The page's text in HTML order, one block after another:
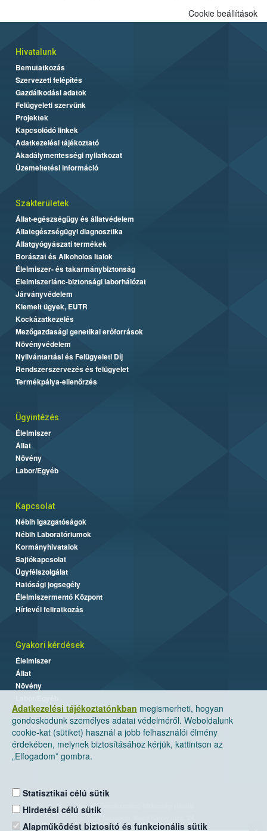
Adatkezelési tájékoztatónkban megismerheti, hogyan
gondoskodunk személyes adatai védelméről. Weboldalunk
cookie-kat (sütiket) használ a jobb felhasználói élmény
érdekében, melynek biztosításához kérjük, kattintson az
„Elfogadom” gombra.
Statisztikai célú sütik
Hirdetési célú sütik
Alapműködést biztosító és funkcionális sütik
Cookie beállítások
Hivatalunk
Bemutatkozás
Szervezeti felépítés
Gazdálkodási adatok
Felügyeleti szervünk
Projektek
Kapcsolódó linkek
Adatkezelési tájékoztató
Akadálymentességi nyilatkozat
Üzemeltetési információ
Szakterületek
Állat-egészségügy és állatvédelem
Állategészségügyi diagnosztika
Állatgyógyászati termékek
Borászat és Alkoholos Italok
Élelmiszer- és takarmánybiztonság
Élelmiszerlánc-biztonsági laborhálózat
Járványvédelem
Kiemelt ügyek, EUTR
Kockázatkezelés
Mezőgazdasági genetikai erőforrások
Növényvédelem
Nyilvántartási és Felügyeleti Díj
Rendszerszervezés és felügyelet
Termékpálya-ellenőrzés
Ügyintézés
Élelmiszer
Állat
Növény
Labor/Egyéb
Kapcsolat
Nébih Igazgatóságok
Nébih Laboratóriumok
Kormányhivatalok
Sajtókapcsolat
Ügyfélszolgálat
Hatósági jogsegély
Élelmiszermentő Központ
Hírlevél feliratkozás
Gyakori kérdések
Élelmiszer
Állat
Növény
Nemzeti Élelmiszerlánc-biztonsági Hivatal
Levelezési cím: 1525 Budapest. Pf. 30.